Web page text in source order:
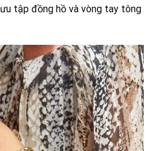
tập đồng hồ và vòng tay tông